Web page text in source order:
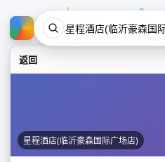
返回
星程酒店(临沂豪森国际广场店)